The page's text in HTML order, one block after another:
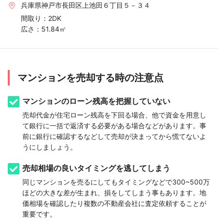
兵庫県神戸市長田区上池田６丁目５－３４
間取り： 2DK
広さ： 51.84㎡
マンションを売却する時の注意点
マンションのローン残高を把握していない
売却代金が住宅ローン残高を下回る場合、他で資金を用意し
て銀行に一括で返済する必要がある場合などがあります。事
前に銀行に確認するなどして売却が決まってから慌てないよ
うにしましょう。
売却相場の良いタイミングを逃してしまう
同じマンションを売るにしてもタイミングなどで300~500万
ほどの大きな差が生まれ、損をしてしまう事もあります。地
価相場を確認したり複数の不動産会社に査定依頼することが
重要です。